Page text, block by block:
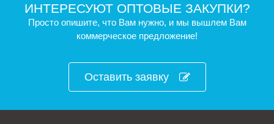
ИНТЕРЕСУЮТ ОПТОВЫЕ ЗАКУПКИ?
Просто опишите, что Вам нужно, и мы вышлем Вам
коммерческое предложение!
Оставить заявку